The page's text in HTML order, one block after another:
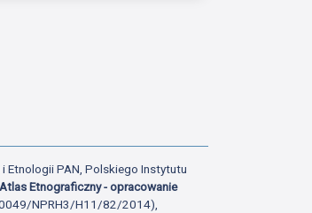
Etnologii PAN, Polskiego Instytutu
Etnograficzny - opracowanie
NPRH3/H11/82/2014),